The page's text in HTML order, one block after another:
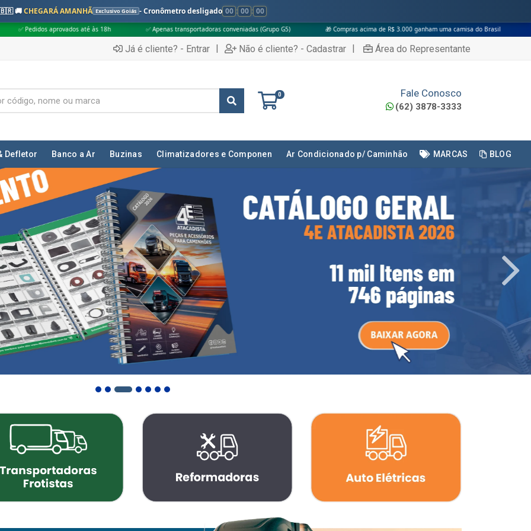
🚚CHEGARÁ AMANHÃ Exclusivo Goiás - Cronômetro desligado 00 : 00 : 00
às 18h ✅ Apenas transportadoras conveniadas (Grupo G5) 🎁 Compras acima de R$ 3.000 ganham uma camisa do Brasil
Já é cliente? - Entrar | Não é cliente? - Cadastrar | Área do Representante
0 Fale Conosco
(62) 3878-3333
Defletor Banco a Ar Buzinas Climatizadores e Componen Ar Condicionado p/ Caminhão MARCAS BLOG